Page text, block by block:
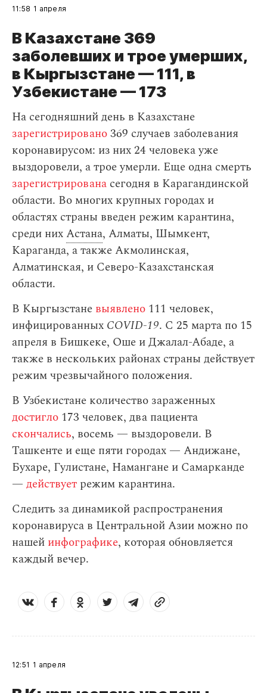
11:58 1 апреля
В Казахстане 369
заболевших и трое умерших,
в Кыргызстане — 111, в
Узбекистане — 173
На сегодняшний день в Казахстане
зарегистрировано369 случаев заболевания
коронавирусом: из них 24 человека уже
выздоровели, а трое умерли. Еще одна смерть
зарегистрирована сегодня в Карагандинской
области. Во многих крупных городах и
областях страны введен режим карантина,
среди нихАстана, Алматы, Шымкент,
Караганда, а также Акмолинская,
Алматинская, и Северо-Казахстанская
области.
В Кыргызстане выявлено 111 человек,
инфицированных COVID-19. С 25 марта по 15
апреля в Бишкеке, Оше и Джалал-Абаде, а
также в нескольких районах страны действует
режим чрезвычайного положения.
В Узбекистане количество зараженных
достигло 173 человек, два пациента
скончались, восемь — выздоровели. В
Ташкенте и еще пяти городах — Андижане,
Бухаре, Гулистане, Намангане и Самарканде
— действует режим карантина.
Следить за динамикой распространения
коронавируса в Центральной Азии можно по
нашей инфографике, которая обновляется
каждый вечер.
12:51 1 апреля